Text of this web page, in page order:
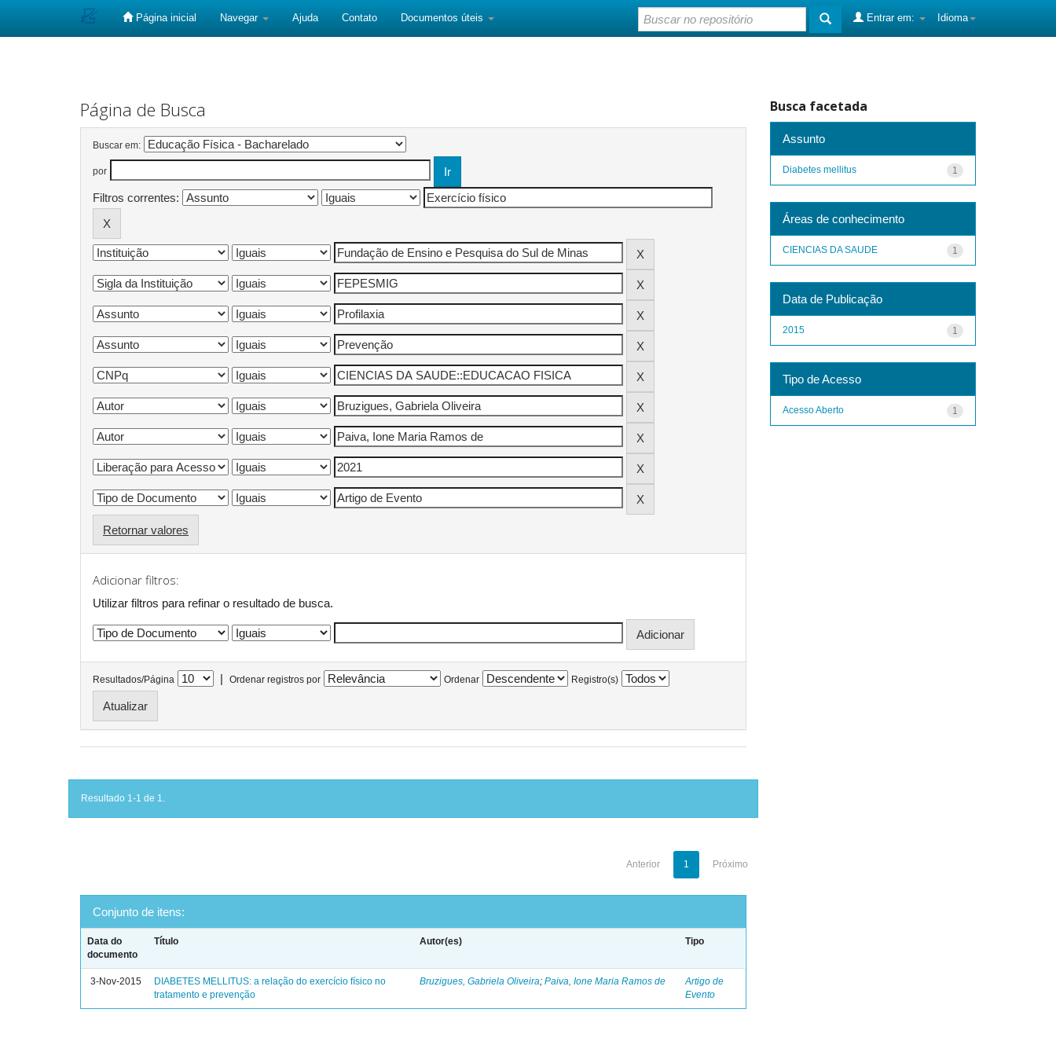
Página inicial Navegar Ajuda Contato Documentos úteis Idioma
Entrar em:
Página de Busca
Buscar em:
por
Filtros correntes:
Retornar valores
Adicionar filtros:
Utilizar filtros para refinar o resultado de busca.
Resultados/Página | Ordenar registros por Ordenar Registro(s)
Resultado 1-1 de 1.
Anterior 1 Próximo
Conjunto de itens:
Data do
documento
Título Autor(es) Tipo
3-Nov-2015
DIABETES MELLITUS: a relação do exercício físico no
tratamento e prevenção
Bruzigues, Gabriela Oliveira;Paiva, Ione Maria Ramos de
Artigo de
Evento
Busca facetada
Assunto
1
Diabetes mellitus
Áreas de conhecimento
1
CIENCIAS DA SAUDE
Data de Publicação
1
2015
Tipo de Acesso
1
Acesso Aberto